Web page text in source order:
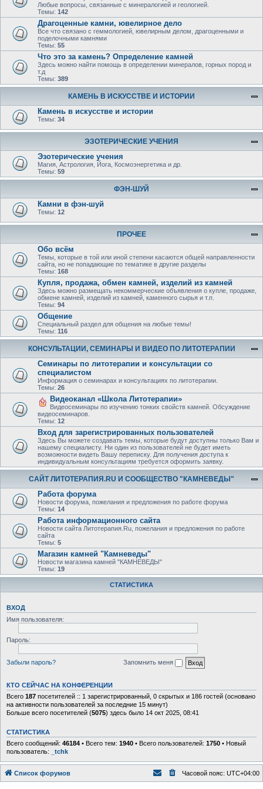
Любые вопросы, связанные с минералогией и геологией.
Темы: 142
Драгоценные камни, ювелирное дело
Все что связано с геммологией, ювелирным делом, драгоценными и
поделочными камнями
Темы: 55
Что это за камень? Определение камней
Здесь можно найти помощь в определении минералов, горных пород и
т.д
Темы: 389
КАМЕНЬ В ИСКУССТВЕ И ИСТОРИИ
Камень в искусстве и истории
Темы: 34
ЭЗОТЕРИЧЕСКИЕ УЧЕНИЯ
Эзотерические учения
Магия, Астрология, Йога, Космоэнергетика и др.
Темы: 59
ФЭН-ШУЙ
Камни в фэн-шуй
Темы: 12
ПРОЧЕЕ
Обо всём
Темы, которые в той или иной степени касаются общей направленности
сайта, но не попадающие по тематике в другие разделы
Темы: 168
Купля, продажа, обмен камней, изделий из камней
Здесь можно размещать некоммерческие объявления о купле, продаже,
обмене камней, изделий из камней, каменного сырья и т.п.
Темы: 94
Общение
Специальный раздел для общения на любые темы!
Темы: 116
КОНСУЛЬТАЦИИ, СЕМИНАРЫ И ВИДЕО ПО ЛИТОТЕРАПИИ
Семинары по литотерапии и консультации со
специалистом
Информация о семинарах и консультациях по литотерапии.
Темы: 26
Видеоканал «Школа Литотерапии»
Видеосеминары по изучению тонких свойств камней. Обсуждение
видеосеминаров.
Темы: 12
Вход для зарегистрированных пользователей
Здесь Вы можете создавать темы, которые будут доступны только Вам и
нашему специалисту. Ни один из пользователей не будет иметь
возможности видеть Вашу переписку. Для получения доступа к
индивидуальным консультациям требуется оформить заявку.
САЙТ ЛИТОТЕРАПИЯ.RU И СООБЩЕСТВО "КАМНЕВЕДЫ"
Работа форума
Новости форума, пожелания и предложения по работе форума
Темы: 14
Работа информационного сайта
Новости сайта Литотерапия.Ru, пожелания и предложения по работе
сайта
Темы: 5
Магазин камней "Камневеды"
Новости магазина камней "КАМНЕВЕДЫ"
Темы: 19
СТАТИСТИКА
ВХОД
Имя пользователя:
Пароль:
Забыли пароль? Запомнить меня
КТО СЕЙЧАС НА КОНФЕРЕНЦИИ
Всего 187 посетителей :: 1 зарегистрированный, 0 скрытых и 186 гостей (основано
на активности пользователей за последние 15 минут)
Больше всего посетителей (5075) здесь было 14 окт 2025, 08:41
СТАТИСТИКА
Всего сообщений: 46184 • Всего тем: 1940 • Всего пользователей: 1750 • Новый
пользователь:
_tchk
Список форумов Часовой пояс: UTC+04:00